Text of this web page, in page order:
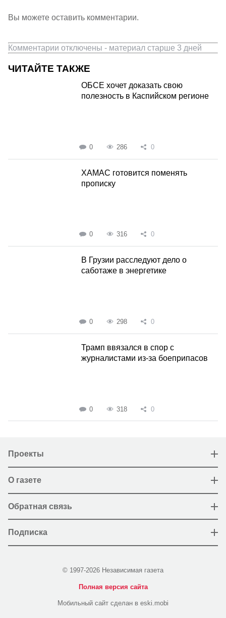
Вы можете оставить комментарии.
Комментарии отключены - материал старше 3 дней
ЧИТАЙТЕ ТАКЖЕ
ОБСЕ хочет доказать свою
полезность в Каспийском регионе
0 286 0
ХАМАС готовится поменять
прописку
0 316 0
В Грузии расследуют дело о
саботаже в энергетике
0 298 0
Трамп ввязался в спор с
журналистами из-за боеприпасов
0 318 0
Проекты
О газете
Обратная связь
Подписка
© 1997-2026 Независимая газета
Полная версия сайта
Мобильный сайт сделан в eski.mobi